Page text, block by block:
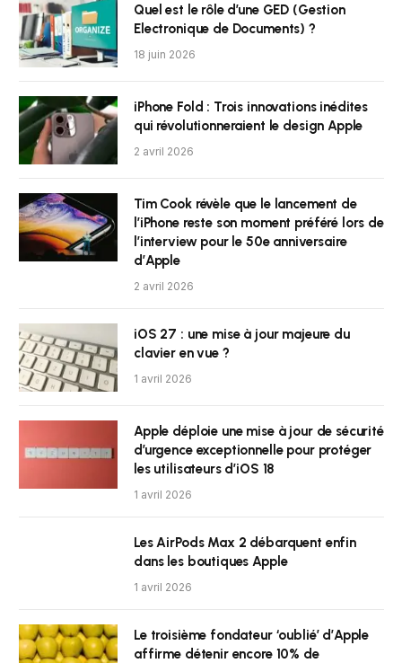
Quel est le rôle d’une GED (Gestion
Electronique de Documents) ?
18 juin 2026
iPhone Fold : Trois innovations inédites
qui révolutionneraient le design Apple
2 avril 2026
Tim Cook révèle que le lancement de
l’iPhone reste son moment préféré lors de
l’interview pour le 50e anniversaire
d’Apple
2 avril 2026
iOS 27 : une mise à jour majeure du
clavier en vue ?
1 avril 2026
Apple déploie une mise à jour de sécurité
d’urgence exceptionnelle pour protéger
les utilisateurs d’iOS 18
1 avril 2026
Les AirPods Max 2 débarquent enfin
dans les boutiques Apple
1 avril 2026
Le troisième fondateur ‘oublié’ d’Apple
affirme détenir encore 10% de